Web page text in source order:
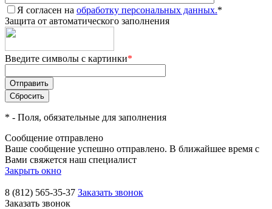
Я согласен на обработку персональных данных.*
Защита от автоматического заполнения
Введите символы с картинки*
* - Поля, обязательные для заполнения
Сообщение отправлено
Ваше сообщение успешно отправлено. В ближайшее время с
Вами свяжется наш специалист
Закрыть окно
8 (812) 565-35-37 Заказать звонок
Заказать звонок